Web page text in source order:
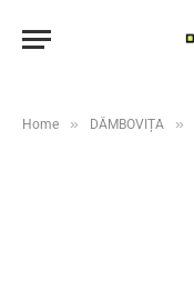
Home » DÂMBOVIȚA »